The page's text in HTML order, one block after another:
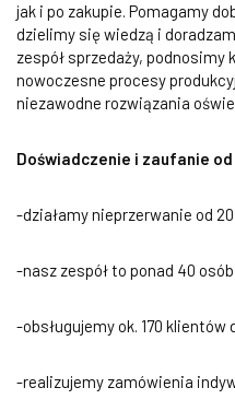
jak i po zakupie. Pomagamy
dzielimy się wiedzą i
zespół sprzedaży,
nowoczesne procesy
niezawodne rozwiązania
Doświadczenie i zaufanie od
-działamy nieprzerwanie od
-nasz zespół to ponad 40
-obsługujemy ok. 170 klientów
-realizujemy zamówienia